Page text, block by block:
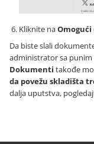
Kliknite naOmogući
Da biste slali
administrator sa
Dokumenti takođe
da povežu skladišta
dalja uputstva,